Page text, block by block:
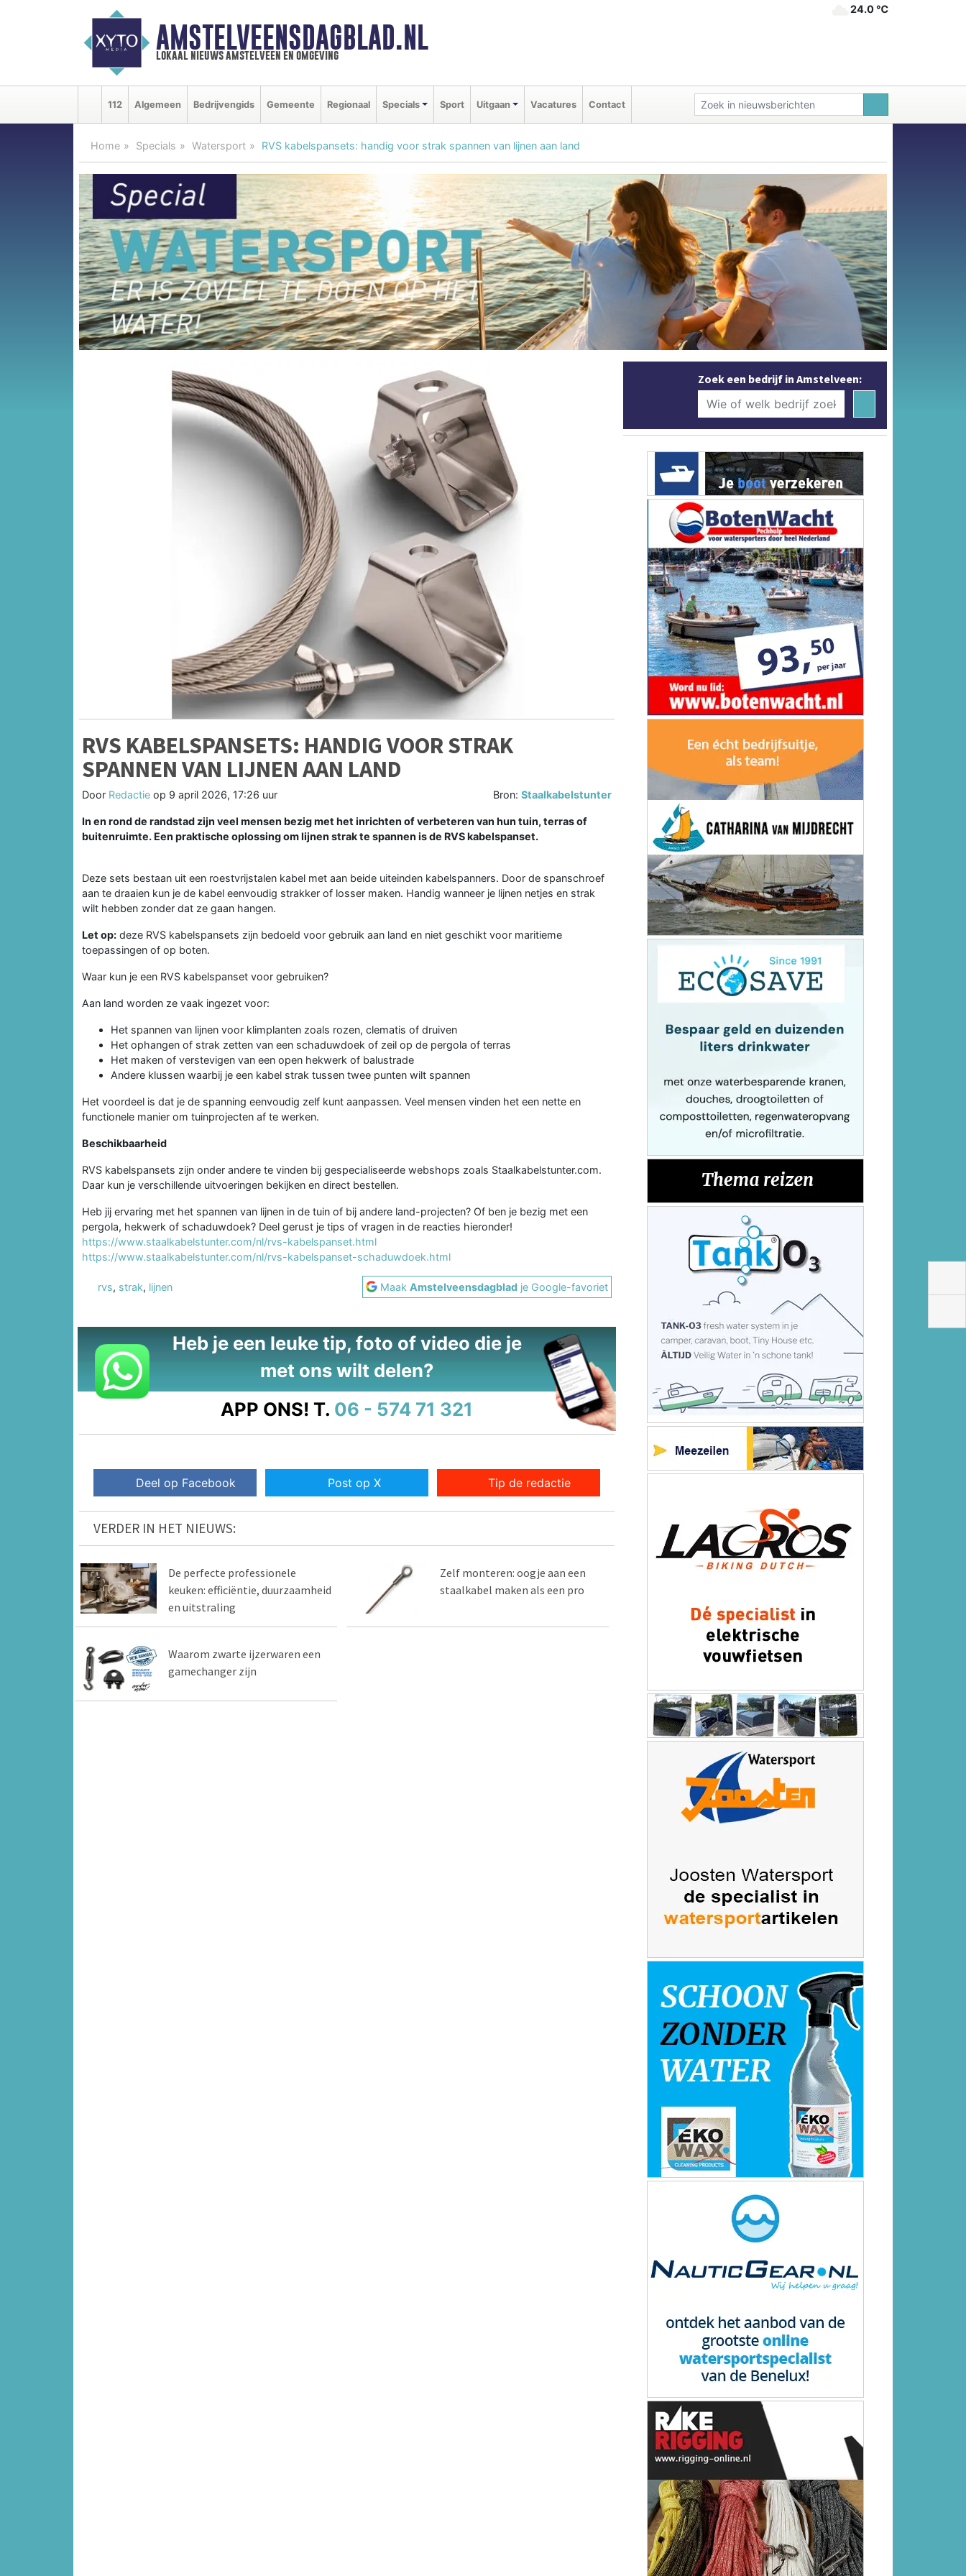
AMSTELVEENSDAGBLAD.NL
lokaal nieuws amstelveen en omgeving
24.0 ℃
112 Algemeen Bedrijvengids Gemeente Regionaal Specials Sport Uitgaan Vacatures Contact
Home Specials Watersport RVS kabelspansets: handig voor strak spannen van lijnen aan land
RVS KABELSPANSETS: HANDIG VOOR STRAK
SPANNEN VAN LIJNEN AAN LAND
Door Redactie op 9 april 2026, 17:26 uur Bron:Staalkabelstunter
In en rond de randstad zijn veel mensen bezig met het inrichten of verbeteren van hun tuin, terras of
buitenruimte. Een praktische oplossing om lijnen strak te spannen is de RVS kabelspanset.
Deze sets bestaan uit een roestvrijstalen kabel met aan beide uiteinden kabelspanners. Door de spanschroef
aan te draaien kun je de kabel eenvoudig strakker of losser maken. Handig wanneer je lijnen netjes en strak
wilt hebben zonder dat ze gaan hangen.
Let op: deze RVS kabelspansets zijn bedoeld voor gebruik aan land en niet geschikt voor maritieme
toepassingen of op boten.
Waar kun je een RVS kabelspanset voor gebruiken?
Aan land worden ze vaak ingezet voor:
Het spannen van lijnen voor klimplanten zoals rozen, clematis of druiven
Het ophangen of strak zetten van een schaduwdoek of zeil op de pergola of terras
Het maken of verstevigen van een open hekwerk of balustrade
Andere klussen waarbij je een kabel strak tussen twee punten wilt spannen
Het voordeel is dat je de spanning eenvoudig zelf kunt aanpassen. Veel mensen vinden het een nette en
functionele manier om tuinprojecten af te werken.
Beschikbaarheid
RVS kabelspansets zijn onder andere te vinden bij gespecialiseerde webshops zoals Staalkabelstunter.com.
Daar kun je verschillende uitvoeringen bekijken en direct bestellen.
Heb jij ervaring met het spannen van lijnen in de tuin of bij andere land-projecten? Of ben je bezig met een
pergola, hekwerk of schaduwdoek? Deel gerust je tips of vragen in de reacties hieronder!
https://www.staalkabelstunter.com/nl/rvs-kabelspanset.html
https://www.staalkabelstunter.com/nl/rvs-kabelspanset-schaduwdoek.html
rvs, strak, lijnen MaakAmstelveensdagblad je Google-favoriet
Heb je een leuke tip, foto of video die je
met ons wilt delen?
APP ONS! T. 06 - 574 71 321
Deel op Facebook Post op X Tip de redactie
VERDER IN HET NIEUWS:
De perfecte professionele
keuken: efficiëntie, duurzaamheid
en uitstraling
Zelf monteren: oogje aan een
staalkabel maken als een pro
Waarom zwarte ijzerwaren een
gamechanger zijn
Zoek een bedrijf in Amstelveen: